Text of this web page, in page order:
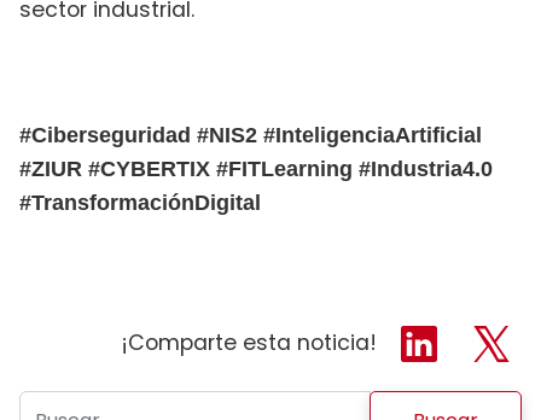
sector industrial.
#Ciberseguridad #NIS2 #InteligenciaArtificial
#ZIUR #CYBERTIX #FITLearning #Industria4.0
#TransformaciónDigital
¡Comparte esta noticia!
Buscar: